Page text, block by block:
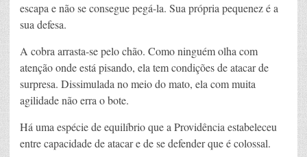
escapa e não se consegue pegá-la. Sua própria pequenez é a
sua defesa.
A cobra arrasta-se pelo chão. Como ninguém olha com
atenção onde está pisando, ela tem condições de atacar de
surpresa. Dissimulada no meio do mato, ela com muita
agilidade não erra o bote.
Há uma espécie de equilíbrio que a Providência estabeleceu
entre capacidade de atacar e de se defender que é colossal.